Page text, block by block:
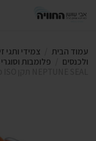
עמוד הבית
צמידי ותגי
ולכנסים
פלומבות